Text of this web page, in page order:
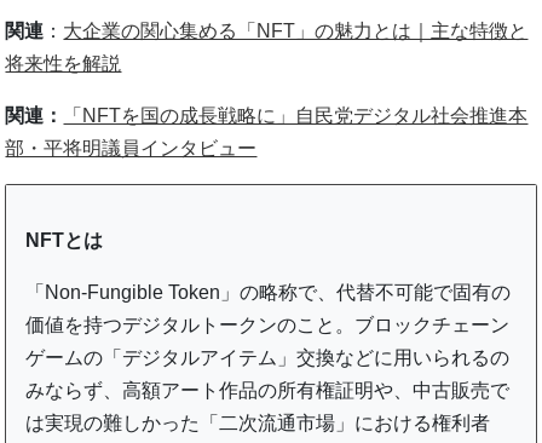
関連 ： 大企業の関心集める「NFT」の魅力とは｜主な特徴と
将来性を解説
関連：
「NFTを国の成長戦略に」自民党デジタル社会推進本
部・平将明議員インタビュー
NFTとは
「Non-Fungible Token」の略称で、代替不可能で固有の
価値を持つデジタルトークンのこと。ブロックチェーン
ゲームの「デジタルアイテム」交換などに用いられるの
みならず、高額アート作品の所有権証明や、中古販売で
は実現の難しかった「二次流通市場」における権利者